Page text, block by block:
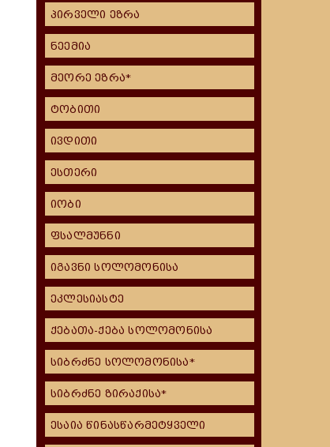
პირველი ეზრა
ნეემია
მეორე ეზრა*
ტობითი
ივდითი
ესთერი
იობი
ფსალმუნნი
იგავნი სოლომონისა
ეკლესიასტე
ქებათა-ქება სოლომონისა
სიბრძნე სოლომონისა*
სიბრძნე ზირაქისა*
ესაია წინასწარმეტყველი